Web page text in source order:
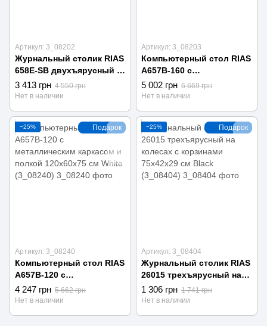
Артикул: 3_08202
Журнальный столик RIAS
658E-SB двухъярусный с
принтом 120x60x42 см
Black (3_08202)
3 413 грн 4 550 грн
Нет в наличии
Артикул: 3_08203
Компьютерный стол RIAS
A657B-160 с
металлическим каркасом
160x60x75 см Black
5 002 грн 6 669 грн
Нет в наличии
Подарок
−25%
Артикул: 3_08240
Компьютерный стол RIAS
A657B-120 с
металлическим каркасом
и полкой 120x60x75 см
4 247 грн 5 662 грн
Нет в наличии
Подарок
−25%
Артикул: 3_08404
Журнальный столик RIAS
26015 трехъярусный на
колесах с корзинами
75x42x29 см Black
1 306 грн 1 741 грн
Нет в наличии